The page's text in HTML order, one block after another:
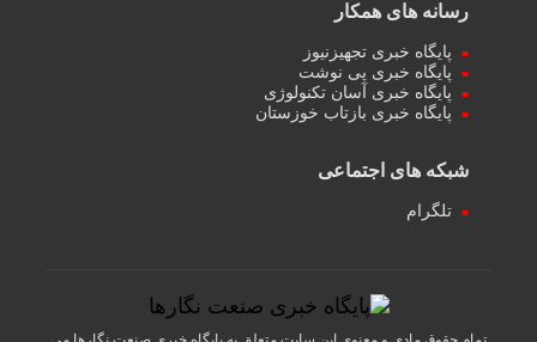
رسانه های همکار
پایگاه خبری تجهیزنیوز
پایگاه خبری پی نوشت
پایگاه خبری آسان تکنولوژی
پایگاه خبری بازتاب خوزستان
شبکه های اجتماعی
تلگرام